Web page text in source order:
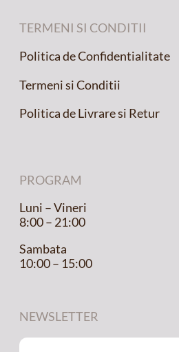
TERMENI SI CONDITII
Politica de Confidentialitate
Termeni si Conditii
Politica de Livrare si Retur
PROGRAM
Luni – Vineri
8:00 – 21:00
Sambata
10:00 – 15:00
NEWSLETTER